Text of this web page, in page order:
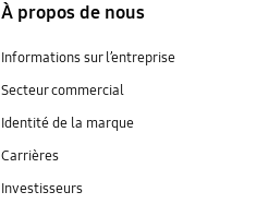
À propos de nous
Informations sur l’entreprise
Secteur commercial
Identité de la marque
Carrières
Investisseurs